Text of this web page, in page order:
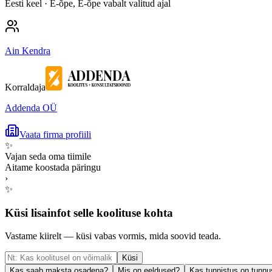
Eesti keel · E-õpe, E-õpe vabalt valitud ajal
Ain Kendra
Korraldaja
Addenda OÜ
Vaata firma profiili
✨
Vajan seda oma tiimile
Aitame koostada päringu
›
✨
Küsi lisainfot selle koolituse kohta
Vastame kiirelt — küsi vabas vormis, mida soovid teada.
Küsi